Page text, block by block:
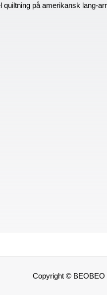
på amerikansk lang-
Copyright ©